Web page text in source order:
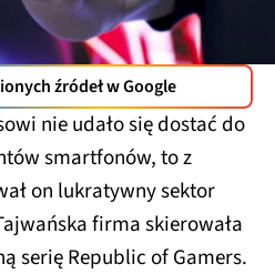
źródeł w Google
nie udało się dostać do
smartfonów, to z
on lukratywny sektor
firma skierowała
serię Republic of Gamers.